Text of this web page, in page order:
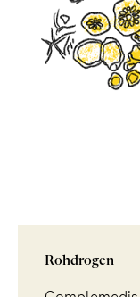
Per le terapie
esempio, diverse
quantità venga
previsto. Può
intero. Di norma,
della terapia. Si
prestazioni
Rohdrogen